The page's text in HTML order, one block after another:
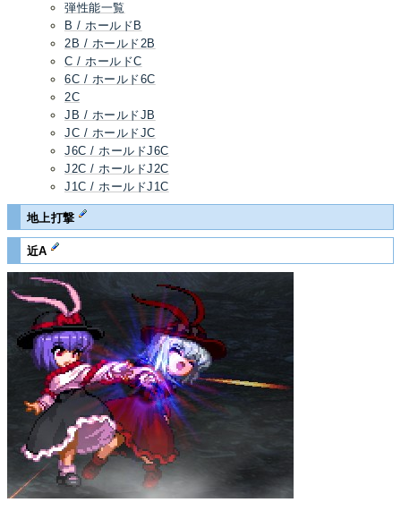
弾性能一覧
B / ホールドB
2B / ホールド2B
C / ホールドC
6C / ホールド6C
2C
JB / ホールドJB
JC / ホールドJC
J6C / ホールドJ6C
J2C / ホールドJ2C
J1C / ホールドJ1C
地上打撃
近A